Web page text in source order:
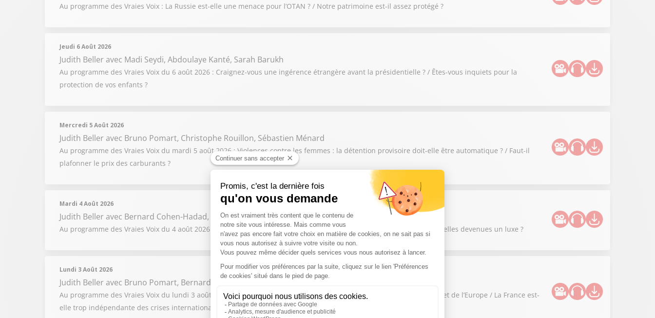
Au programme des Vraies Voix : La Russie est-elle une menace pour l’OTAN ? / Notre patrimoine est-il assez protégé ?
Jeudi 6 Août 2026
Judith Beller avec Madi Seydi, Abdoulaye Kanté, Sarah Barukh
Au programme des Vraies Voix du 6 août 2026 : Craignez-vous une ingérence étrangère avant la présidentielle ? / Êtes-vous inquiets pour la
protection de vos enfants ?
Mercredi 5 Août 2026
Judith Beller avec Bruno Pomart, Christophe Rouillon, Sébastien Ménard
Au programme des Vraies Voix du mardi 5 août 2026 : Violences contre les femmes : la détention provisoire doit-elle être automatique ? / Faut-il
plafonner le prix des carburants ?
Mardi 4 Août 2026
Judith Beller avec Bernard Cohen-Hadad, Florence Rouas, Sébastien Ménard
Au programme des Vraies Voix du 4 août 2026 : Faut-il exclure l’Espagne de l’Union Européenne ? / Les vacances sont-elles devenues un luxe ?
Lundi 3 Août 2026
Judith Beller avec Bruno Pomart, Bernard Cohen-Haddad, Jean-Etienne Pauzat
Au programme des Vraies Voix du lundi 3 août 2026 : Le réchauffement climatique doit-il être la priorité de la France et de l’Europe / La France est-
elle trop indépendante des crises internationales ?